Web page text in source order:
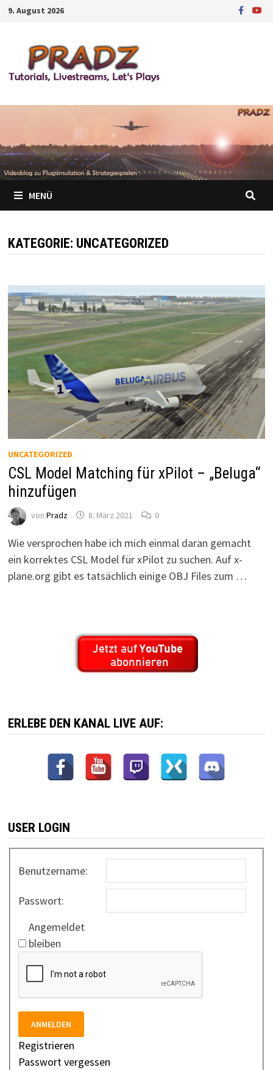
Zum9. August 2026
MENÜ
KATEGORIE: UNCATEGORIZED
UNCATEGORIZED
CSL Model Matching für xPilot – „Beluga“
hinzufügen
von Pradz 8. März 2021 0
Wie versprochen habe ich mich einmal daran gemacht
ein korrektes CSL Model für xPilot zu suchen. Auf x-
plane.org gibt es tatsächlich einige OBJ Files zum …
ERLEBE DEN KANAL LIVE AUF:
USER LOGIN
Benutzername:
Passwort:
Angemeldet
bleiben
ANMELDEN
Registrieren
Passwort vergessen